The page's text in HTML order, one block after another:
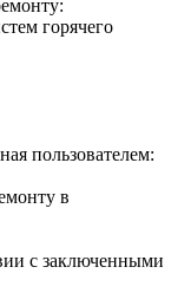
горячего
пользователем:
в
с заключенными